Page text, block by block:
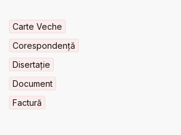
Carte Veche
Corespondență
Disertație
Document
Factură